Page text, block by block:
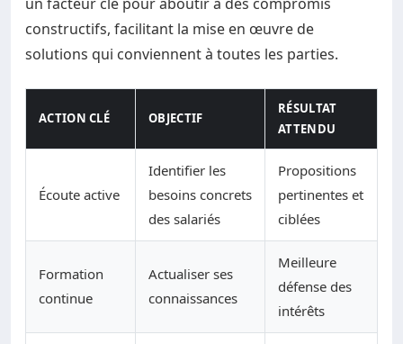
constructifs, facilitant la mise en œuvre de
solutions qui conviennent à toutes les parties.
ACTION CLÉ OBJECTIF
RÉSULTAT
ATTENDU
Écoute active
Identifier les
besoins concrets
des salariés
Propositions
pertinentes et
ciblées
Formation
continue
Actualiser ses
connaissances
Meilleure
défense des
intérêts